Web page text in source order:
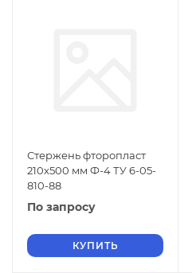
Стержень фторопласт
210х500 мм Ф-4 ТУ 6-05-
810-88
По запросу
КУПИТЬ